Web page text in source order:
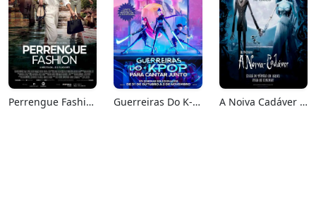
Perrengue Fashion Guerreiras Do K-Pop: Para Cantar Junto A Noiva Cadáver (Relançamento)